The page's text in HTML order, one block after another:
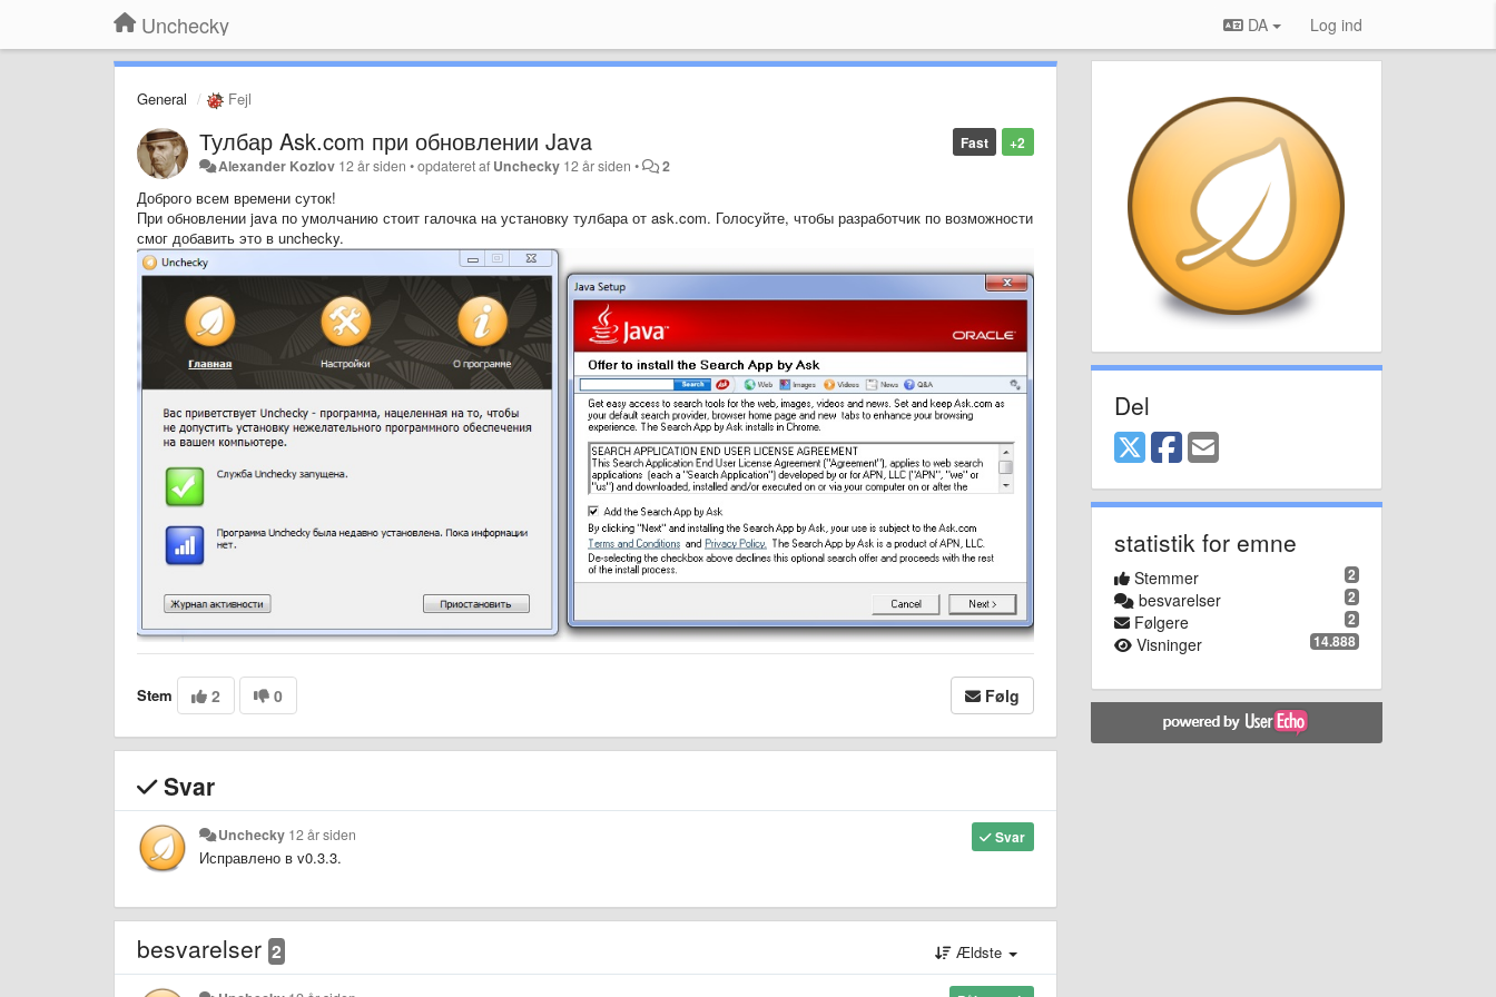
Unchecky DA Log ind
General Fejl
+2
Fast
Тулбар Ask.com при обновлении Java
Alexander Kozlov 12 år siden •opdateret af Unchecky 12 år siden • 2
Доброго всем времени суток!
При обновлении java по умолчанию стоит галочка на установку тулбара от ask.com. Голосуйте, чтобы разработчик по возможности
смог добавить это в unchecky.
Stem 2 0 Følg
Svar
Svar
Unchecky 12 år siden
Исправлено в v0.3.3.
besvarelser 2 Ældste
Del
statistik for emne
2
Stemmer
2
besvarelser
2
Følgere
14.888
Visninger